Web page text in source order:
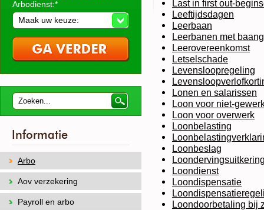
Last in first out-
Leeftijdsdagen
Leerbaan
Leerbanen met
Leerovereenkomst
Letselschade
Levensloopregeling
Lonen en salarissen
Loon voor niet-
Loon voor overwerk
Loonbelasting
Loonbeslag
Loondienst
Loondispensatie
Loondoorbetaling bij
Arbodienst:*
Maak uw keuze:
Informatie
Arbo
Aov verzekering
Payroll en arbo